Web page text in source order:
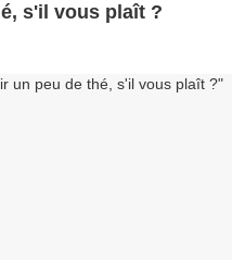
s'il vous plaît ?